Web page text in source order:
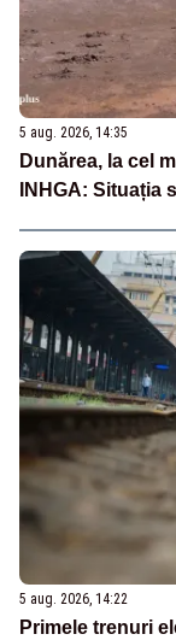
5 aug. 2026, 14:35
Dunărea, la cel
INHGA: Situația
5 aug. 2026, 14:22
Primele trenuri